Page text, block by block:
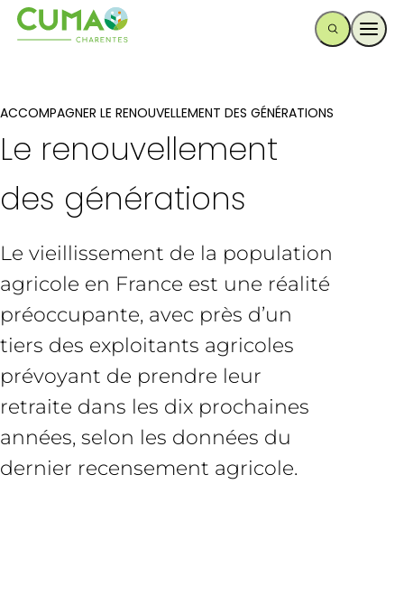
ACCOMPAGNER LE RENOUVELLEMENT DES GÉNÉRATIONS
Le renouvellement
des générations
Le vieillissement de la population
agricole en France est une réalité
préoccupante, avec près d’un
tiers des exploitants agricoles
prévoyant de prendre leur
retraite dans les dix prochaines
années, selon les données du
dernier recensement agricole.